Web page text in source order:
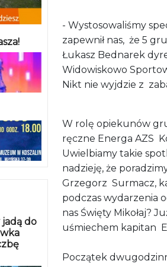
do
- Wystosowaliśmy
zapewnił nas, że 5
Łukasz Bednarek
Widowiskowo
Nikt nie wyjdzie z
W rolę opiekunów
ręczne Energa AZS
Uwielbiamy takie
nadzieję, że
Grzegorz Surmacz,
podczas wydarzenia
nas Święty Mikołaj?
uśmiechem kapitan
Początek